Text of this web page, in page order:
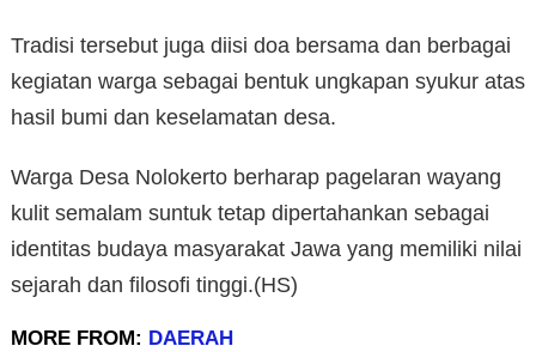
Tradisi tersebut juga diisi doa bersama dan berbagai
kegiatan warga sebagai bentuk ungkapan syukur atas
hasil bumi dan keselamatan desa.
Warga Desa Nolokerto berharap pagelaran wayang
kulit semalam suntuk tetap dipertahankan sebagai
identitas budaya masyarakat Jawa yang memiliki nilai
sejarah dan filosofi tinggi.(HS)
MORE FROM: DAERAH